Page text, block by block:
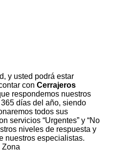
y usted podrá estar
conCerrajeros
respondemos nuestros
días del año, siendo
todos sus
servicios “Urgentes” y “No
niveles de respuesta y
nuestros especialistas.